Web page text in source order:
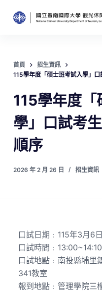
跳
至
內
容
首頁
招生資訊
115學年度「碩士班考試入學」
115學年度
學」口試考
順序
2026 年 2 月 26 日 招生資訊
口試日期﹕115年3月6
口試時間﹕13:00~14:10
口試地點﹕南投縣埔里
341教室
報到地點﹕管理學院三